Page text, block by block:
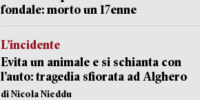
fondale: morto un 17enne
L’incidente
Evita un animale e si schianta con
l’auto: tragedia sfiorata ad Alghero
di Nicola Nieddu